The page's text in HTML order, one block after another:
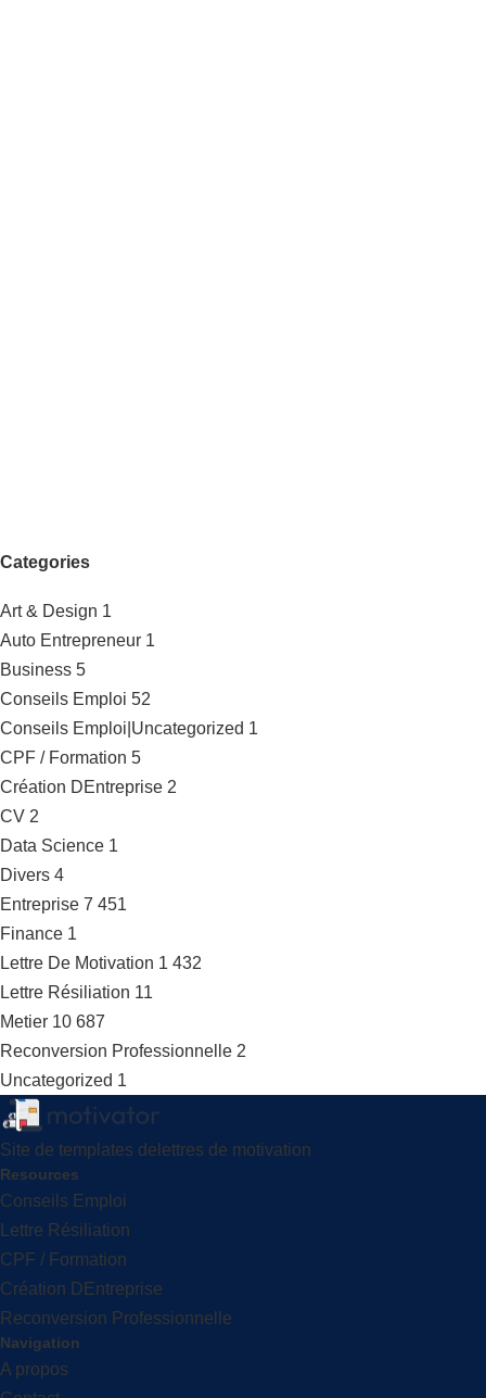
Categories
Art & Design 1
Auto Entrepreneur 1
Business 5
Conseils Emploi 52
Conseils Emploi|Uncategorized 1
CPF / Formation 5
Création DEntreprise 2
CV 2
Data Science 1
Divers 4
Entreprise 7 451
Finance 1
Lettre De Motivation 1 432
Lettre Résiliation 11
Metier 10 687
Reconversion Professionnelle 2
Uncategorized 1
Site de templates delettres de motivation
Resources
Conseils Emploi
Lettre Résiliation
CPF / Formation
Création DEntreprise
Reconversion Professionnelle
Navigation
A propos